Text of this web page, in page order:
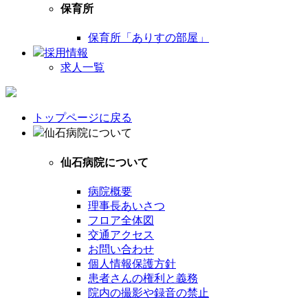
保育所
保育所「ありすの部屋」
採用情報
求人一覧
トップページに戻る
仙石病院について
仙石病院について
病院概要
理事長あいさつ
フロア全体図
交通アクセス
お問い合わせ
個人情報保護方針
患者さんの権利と義務
院内の撮影や録音の禁止